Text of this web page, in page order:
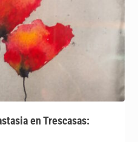
en Trescasas: